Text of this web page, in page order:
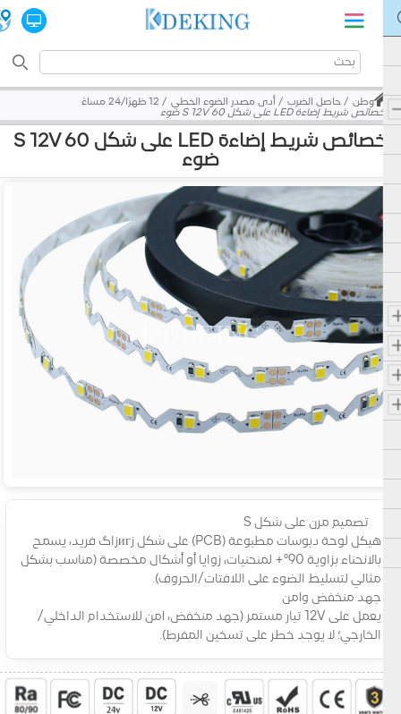
وطن حاصل الضرب أدى مصدر الضوء الخطي
12 ظهرًا/24 مساءً
خصائص شريط إضاءة LED على شكل S 12V 60 ضوء
خصائص شريط إضاءة LED على شكل S 12V 60
ضوء
تصميم مرن على شكل S
هيكل لوحة دبوسات مطبوعة (PCB) على شكل زигزاگ فريد، يسمح
بالانحناء بزاوية 90°+ لمنحنيات، زوايا أو أشكال مخصصة (مناسب بشكل
مثالي لتسليط الضوء على اللافتات/الحروف).
جهد منخفض وآمن
يعمل على 12V تيار مستمر (جهد منخفض، آمن للاستخدام الداخلي/
الخارجي؛ لا يوجد خطر على تسخين المفرط).